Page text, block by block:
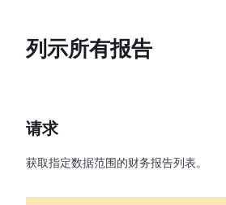
列示所有报告
请求
获取指定数据范围的财务报告列表。